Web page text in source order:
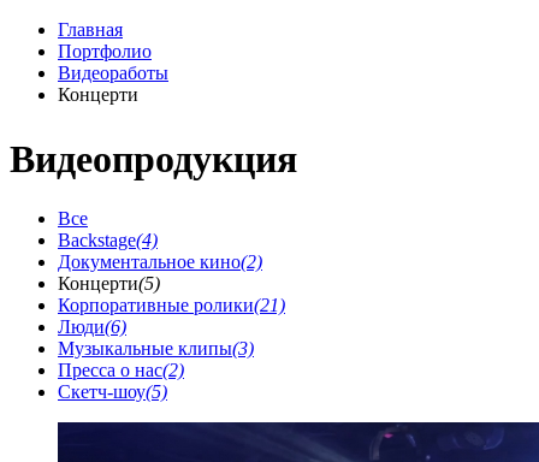
Главная
Портфолио
Видеоработы
Концерти
Видеопродукция
Все
Backstage(4)
Документальное кино(2)
Концерти(5)
Корпоративные ролики(21)
Люди(6)
Музыкальные клипы(3)
Пресса о нас(2)
Скетч-шоу(5)